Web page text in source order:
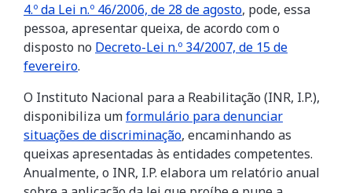
4.º da Lei n.º 46/2006, de 28 de agosto, pode, essa
pessoa, apresentar queixa, de acordo com o
disposto no Decreto-Lei n.º 34/2007, de 15 de
fevereiro.
O Instituto Nacional para a Reabilitação (INR, I.P.),
disponibiliza umformulário para denunciar
situações de discriminação, encaminhando as
queixas apresentadas às entidades competentes.
Anualmente, o INR, I.P. elabora um relatório anual